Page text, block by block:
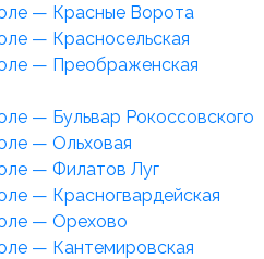
— Красные Ворота
— Красносельская
— Преображенская
— Бульвар Рокоссовского
— Ольховая
— Филатов Луг
— Красногвардейская
— Орехово
— Кантемировская